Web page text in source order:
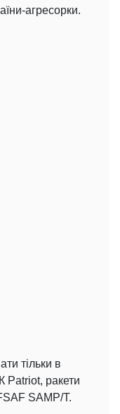
агресорки.
тільки в
Patriot, ракети
SAMP/T.